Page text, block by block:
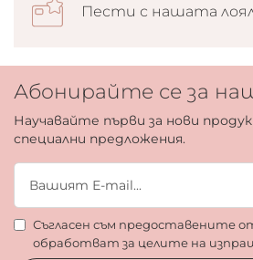
Пести с нашата
Абонирайте се за
Научавайте първи за нови
специални предложения.
Съгласен съм предоставените
обработват за целите на